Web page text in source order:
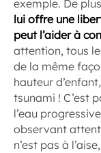
exemple. De
lui offre une
peut l’aider à
attention, tous
de la même
hauteur
tsunami ! C’est
l’eau
observant
n’est pas à